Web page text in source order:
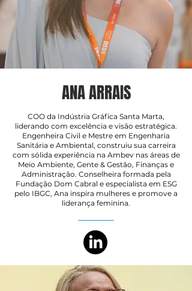
ANA ARRAIS
COO da Indústria Gráfica Santa Marta,
liderando com excelência e visão estratégica.
Engenheira Civil e Mestre em Engenharia
Sanitária e Ambiental, construiu sua carreira
com sólida experiência na Ambev nas áreas de
Meio Ambiente, Gente & Gestão, Finanças e
Administração. Conselheira formada pela
Fundação Dom Cabral e especialista em ESG
pelo IBGC, Ana inspira mulheres e promove a
liderança feminina.